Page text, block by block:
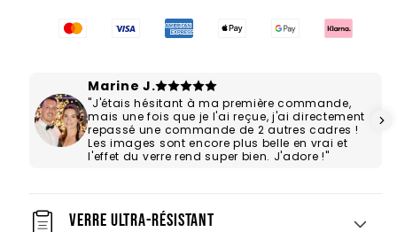
mémé
mémé
Marine J.
"J'étais hésitant à ma première commande,
mais une fois que je l'ai reçue, j'ai directement
repassé une commande de 2 autres cadres !
Les images sont encore plus belle en vrai et
l'effet du verre rend super bien. J'adore !"
Verre ultra-résistant